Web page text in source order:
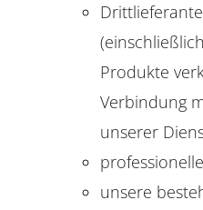
Produkte
Verbindung
unserer
unsere